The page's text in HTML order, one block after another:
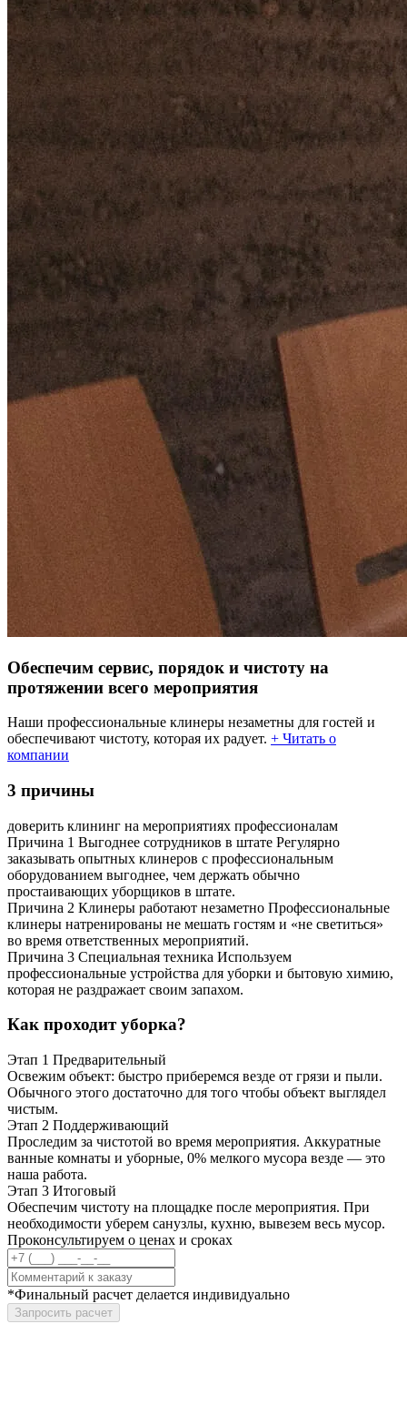
Обеспечим сервис, порядок и чистоту на
протяжении всего мероприятия
Наши профессиональные клинеры незаметны для гостей и
обеспечивают чистоту, которая их радует. + Читать о
компании
3 причины
доверить клининг на мероприятиях профессионалам
Причина 1 Выгоднее сотрудников в штате Регулярно
заказывать опытных клинеров с профессиональным
оборудованием выгоднее, чем держать обычно
простаивающих уборщиков в штате.
Причина 2 Клинеры работают незаметно Профессиональные
клинеры натренированы не мешать гостям и «не светиться»
во время ответственных мероприятий.
Причина 3 Специальная техника Используем
профессиональные устройства для уборки и бытовую химию,
которая не раздражает своим запахом.
Как проходит уборка?
Этап 1 Предварительный
Освежим объект: быстро приберемся везде от грязи и пыли.
Обычного этого достаточно для того чтобы объект выглядел
чистым.
Этап 2 Поддерживающий
Проследим за чистотой во время мероприятия. Аккуратные
ванные комнаты и уборные, 0% мелкого мусора везде — это
наша работа.
Этап 3 Итоговый
Обеспечим чистоту на площадке после мероприятия. При
необходимости уберем санузлы, кухню, вывезем весь мусор.
Проконсультируем о ценах и сроках
*Финальный расчет делается индивидуально
Запросить расчет